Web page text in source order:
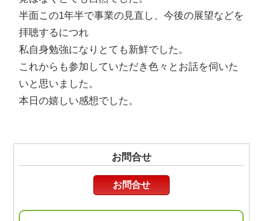
半面この1年半で事業の見直し、今後の展望などを
拝聴するにつれ
私自身勉強になりとても新鮮でした。
これからも参加していただき色々とお話を伺いた
いと思いました。
本日の嬉しい感想でした。
お問合せ
お問合せ